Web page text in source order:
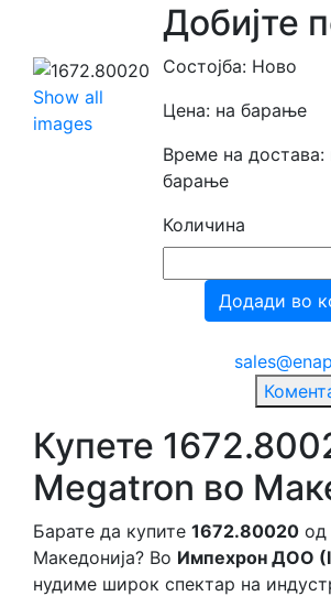
Show all
images
Добијте
Состојба: Ново
Цена: на барање
Време на достава:
барање
Количина
Додади во
Купете
Megatron во
Барате да купите 1672.80020 од
Македонија? Во Импехрон ДОО
нудиме широк спектар на